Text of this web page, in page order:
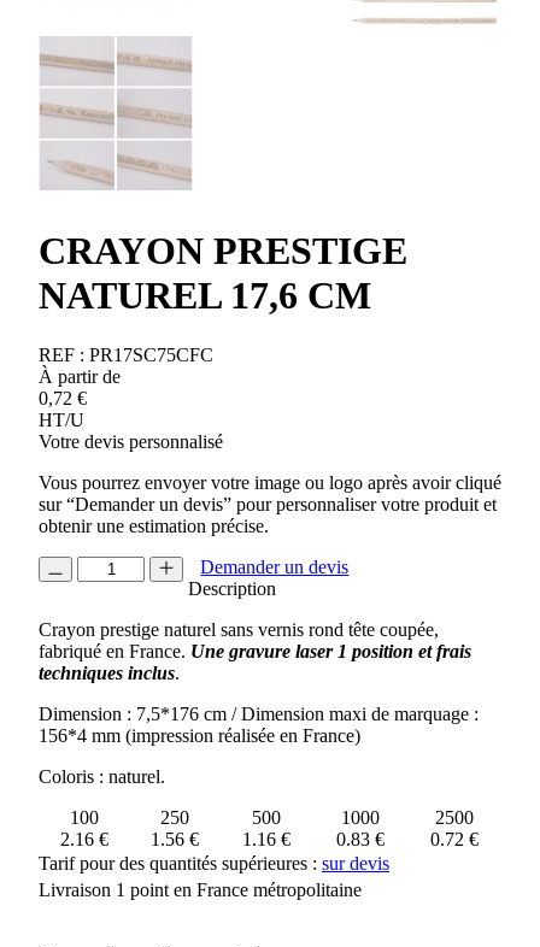
CRAYON PRESTIGE
NATUREL 17,6 CM
REF : PR17SC75CFC
À partir de
0,72 €
HT/U
Votre devis personnalisé
Vous pourrez envoyer votre image ou logo après avoir cliqué
sur “Demander un devis” pour personnaliser votre produit et
obtenir une estimation précise.
quantité
de
PRESTIGE
NATUREL
17,6
Demander un devis
Description
Crayon prestige naturel sans vernis rond tête coupée,
fabriqué en France. Une gravure laser 1 position et frais
techniques inclus.
Dimension : 7,5*176 cm / Dimension maxi de marquage :
156*4 mm (impression réalisée en France)
Coloris : naturel.
100
250 500 1000
2500
2.16 €
1.56 € 1.16 € 0.83 €
0.72 €
Tarif pour des quantités supérieures : sur devis
Livraison 1 point en France métropolitaine